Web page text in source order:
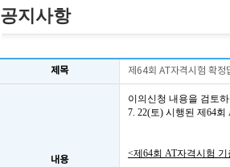
공지사항
제목 제64회 AT자격시험 확정
내용
이의신청 내용을 검토
7. 22(토) 시행된 제64
<제64회 AT자격시험